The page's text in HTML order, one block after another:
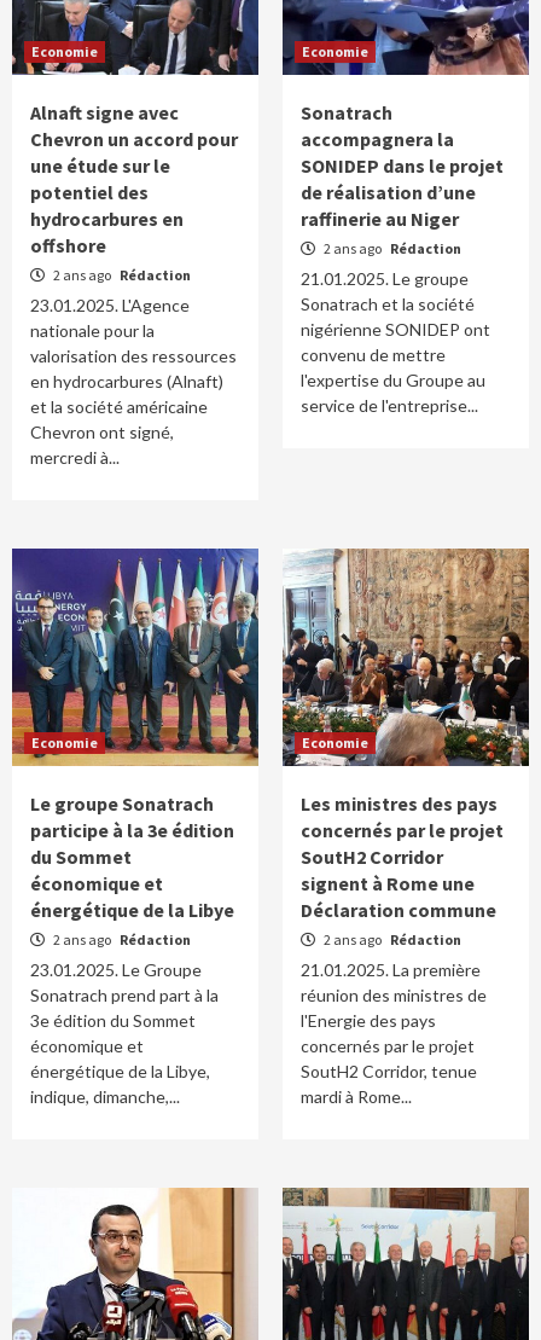
Economie
Alnaft signe avec
Chevron un accord pour
une étude sur le
potentiel des
hydrocarbures en
offshore
2 ans ago Rédaction
23.01.2025. L'Agence
nationale pour la
valorisation des ressources
en hydrocarbures (Alnaft)
et la société américaine
Chevron ont signé,
mercredi à...
Economie
Sonatrach
accompagnera la
SONIDEP dans le projet
de réalisation d’une
raffinerie au Niger
2 ans ago Rédaction
21.01.2025. Le groupe
Sonatrach et la société
nigérienne SONIDEP ont
convenu de mettre
l'expertise du Groupe au
service de l'entreprise...
Economie
Le groupe Sonatrach
participe à la 3e édition
du Sommet
économique et
énergétique de la Libye
2 ans ago Rédaction
23.01.2025. Le Groupe
Sonatrach prend part à la
3e édition du Sommet
économique et
énergétique de la Libye,
indique, dimanche,...
Economie
Les ministres des pays
concernés par le projet
SoutH2 Corridor
signent à Rome une
Déclaration commune
2 ans ago Rédaction
21.01.2025. La première
réunion des ministres de
l'Energie des pays
concernés par le projet
SoutH2 Corridor, tenue
mardi à Rome...